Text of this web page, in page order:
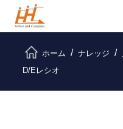
ホーム ナレッジ
D/Eレシオ